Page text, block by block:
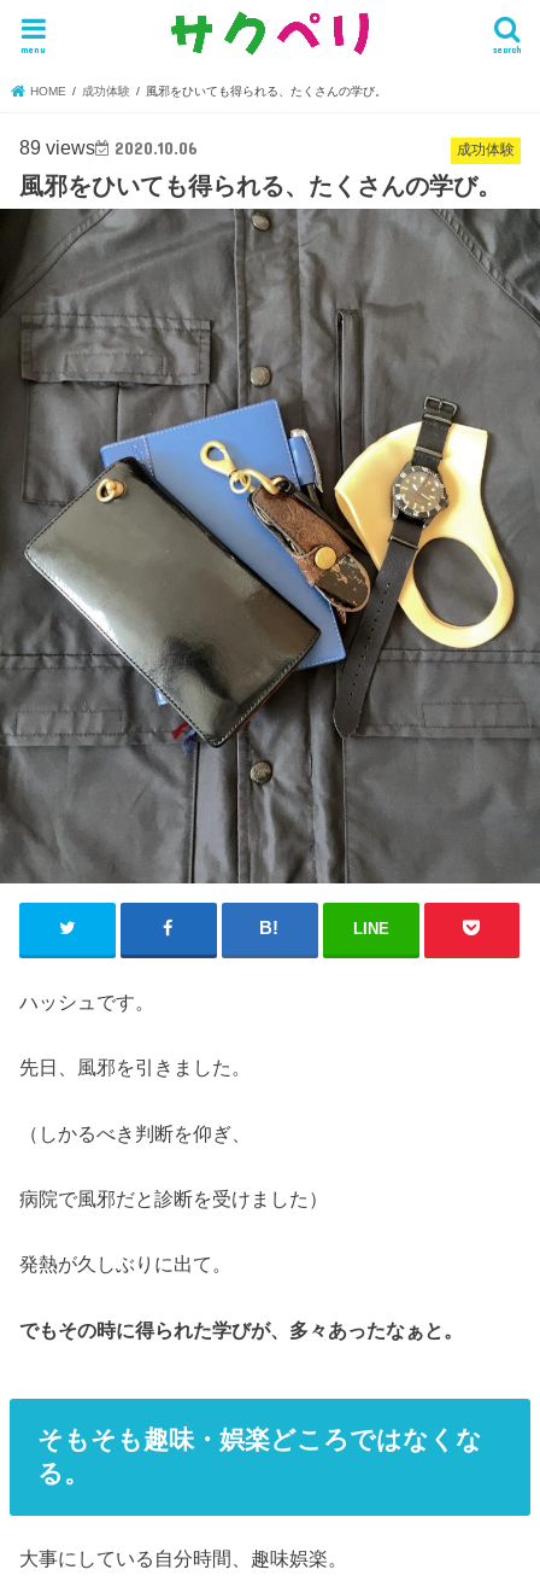
search
menu
HOME 成功体験 風邪をひいても得られる、たくさんの学び。
成功体験
89 views 2020.10.06
風邪をひいても得られる、たくさんの学び。
LINE
ハッシュです。
先日、風邪を引きました。
（しかるべき判断を仰ぎ、
病院で風邪だと診断を受けました）
発熱が久しぶりに出て。
でもその時に得られた学びが、多々あったなぁと。
そもそも趣味・娯楽どころではなくな
る。
大事にしている自分時間、趣味娯楽。